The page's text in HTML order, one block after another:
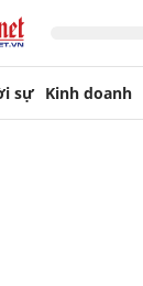
sự Kinh doanh